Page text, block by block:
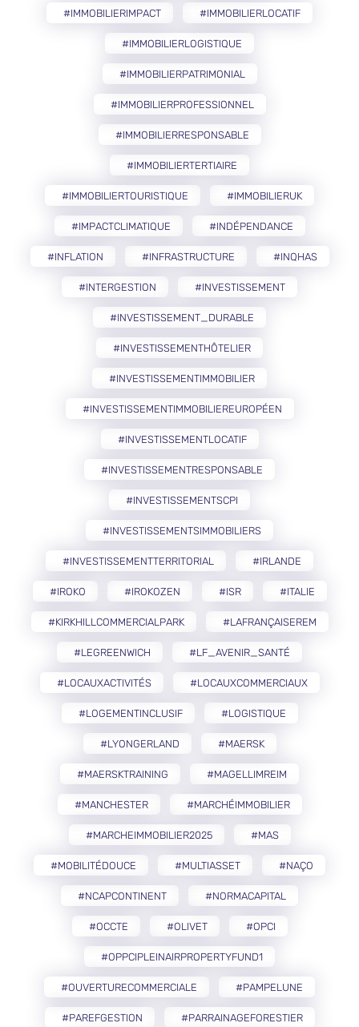
#IMMOBILIERIMPACT #IMMOBILIERLOCATIF
#IMMOBILIERLOGISTIQUE
#IMMOBILIERPATRIMONIAL
#IMMOBILIERPROFESSIONNEL
#IMMOBILIERRESPONSABLE
#IMMOBILIERTERTIAIRE
#IMMOBILIERTOURISTIQUE #IMMOBILIERUK
#IMPACTCLIMATIQUE #INDÉPENDANCE
#INFLATION #INFRASTRUCTURE #INQHAS
#INTERGESTION #INVESTISSEMENT
#INVESTISSEMENT_DURABLE
#INVESTISSEMENTHÔTELIER
#INVESTISSEMENTIMMOBILIER
#INVESTISSEMENTIMMOBILIEREUROPÉEN
#INVESTISSEMENTLOCATIF
#INVESTISSEMENTRESPONSABLE
#INVESTISSEMENTSCPI
#INVESTISSEMENTSIMMOBILIERS
#INVESTISSEMENTTERRITORIAL #IRLANDE
#IROKO #IROKOZEN #ISR #ITALIE
#KIRKHILLCOMMERCIALPARK #LAFRANÇAISEREM
#LEGREENWICH #LF_AVENIR_SANTÉ
#LOCAUXACTIVITÉS #LOCAUXCOMMERCIAUX
#LOGEMENTINCLUSIF #LOGISTIQUE
#LYONGERLAND #MAERSK
#MAERSKTRAINING #MAGELLIMREIM
#MANCHESTER #MARCHÉIMMOBILIER
#MARCHEIMMOBILIER2025 #MAS
#MOBILITÉDOUCE #MULTIASSET #NAÇO
#NCAPCONTINENT #NORMACAPITAL
#OCCTE #OLIVET #OPCI
#OPPCIPLEINAIRPROPERTYFUND1
#OUVERTURECOMMERCIALE #PAMPELUNE
#PAREFGESTION #PARRAINAGEFORESTIER